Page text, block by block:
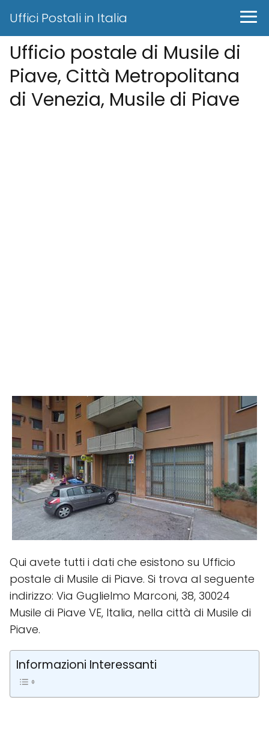
Uffici Postali in Italia
Ufficio postale di Musile di
Piave, Città Metropolitana
di Venezia, Musile di Piave
Qui avete tutti i dati che esistono su Ufficio
postale di Musile di Piave. Si trova al seguente
indirizzo: Via Guglielmo Marconi, 38, 30024
Musile di Piave VE, Italia, nella città di Musile di
Piave.
Informazioni Interessanti